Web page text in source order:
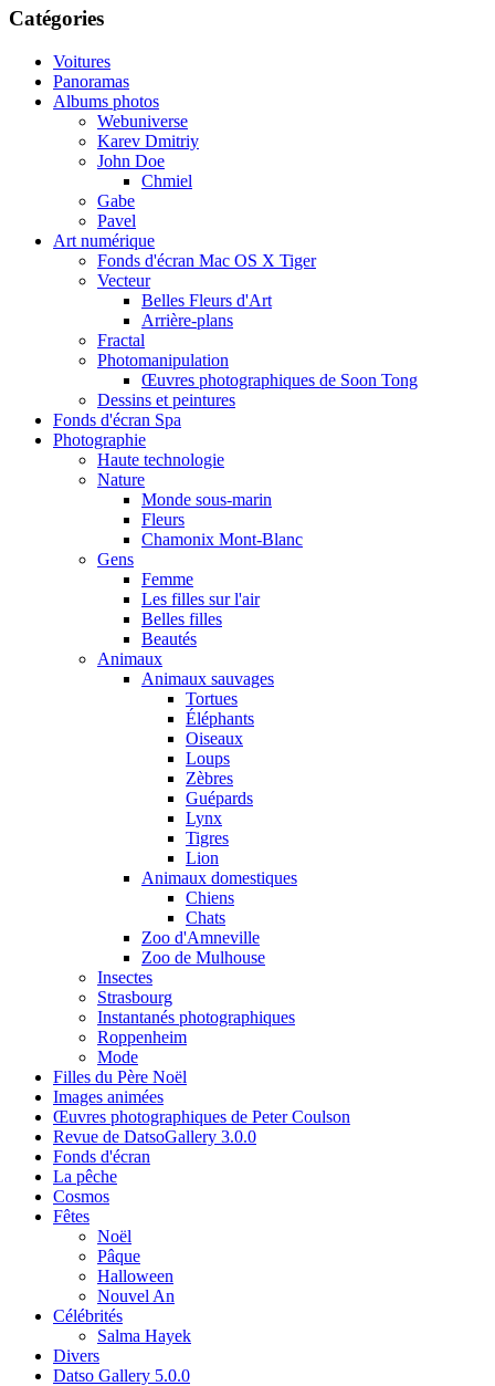
Catégories
Voitures
Panoramas
Albums photos
Webuniverse
Karev Dmitriy
John Doe
Chmiel
Gabe
Pavel
Art numérique
Fonds d'écran Mac OS X Tiger
Vecteur
Belles Fleurs d'Art
Arrière-plans
Fractal
Photomanipulation
Œuvres photographiques de Soon Tong
Dessins et peintures
Fonds d'écran Spa
Photographie
Haute technologie
Nature
Monde sous-marin
Fleurs
Chamonix Mont-Blanc
Gens
Femme
Les filles sur l'air
Belles filles
Beautés
Animaux
Animaux sauvages
Tortues
Éléphants
Oiseaux
Loups
Zèbres
Guépards
Lynx
Tigres
Lion
Animaux domestiques
Chiens
Chats
Zoo d'Amneville
Zoo de Mulhouse
Insectes
Strasbourg
Instantanés photographiques
Roppenheim
Mode
Filles du Père Noël
Images animées
Œuvres photographiques de Peter Coulson
Revue de DatsoGallery 3.0.0
Fonds d'écran
La pêche
Cosmos
Fêtes
Noël
Pâque
Halloween
Nouvel An
Célébrités
Salma Hayek
Divers
Datso Gallery 5.0.0